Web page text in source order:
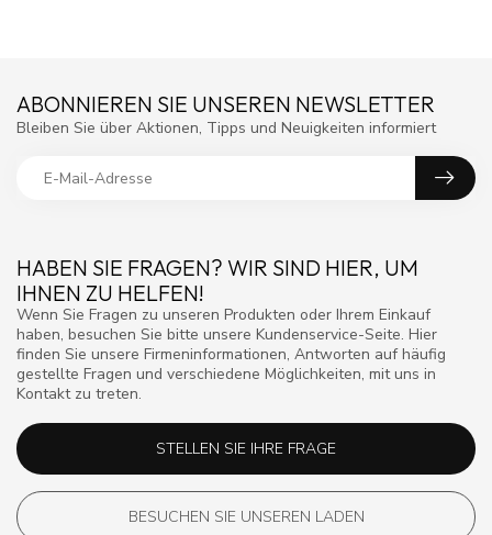
HABEN SIE FRAGEN? WIR SIND HIER, UM
IHNEN ZU HELFEN!
Wenn Sie Fragen zu unseren Produkten oder Ihrem Einkauf
haben, besuchen Sie bitte unsere Kundenservice-Seite. Hier
finden Sie unsere Firmeninformationen, Antworten auf häufig
gestellte Fragen und verschiedene Möglichkeiten, mit uns in
Kontakt zu treten.
STELLEN SIE IHRE FRAGE
BESUCHEN SIE UNSEREN LADEN
ABONNIEREN SIE UNSEREN NEWSLETTER
Bleiben Sie über Aktionen, Tipps und Neuigkeiten informiert